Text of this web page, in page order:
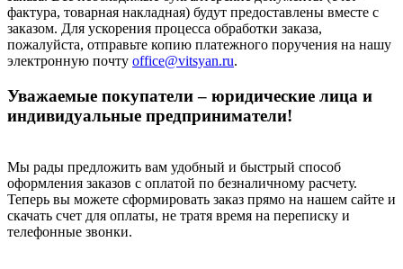
фактура, товарная накладная) будут предоставлены вместе с
заказом. Для ускорения процесса обработки заказа,
пожалуйста, отправьте копию платежного поручения на нашу
электронную почту office@vitsyan.ru.
Уважаемые покупатели – юридические лица и
индивидуальные предприниматели!
Мы рады предложить вам удобный и быстрый способ
оформления заказов с оплатой по безналичному расчету.
Теперь вы можете сформировать заказ прямо на нашем сайте и
скачать счет для оплаты, не тратя время на переписку и
телефонные звонки.